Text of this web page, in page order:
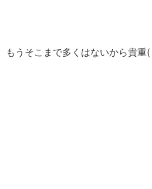
もうそこまで多くはないから貴重(